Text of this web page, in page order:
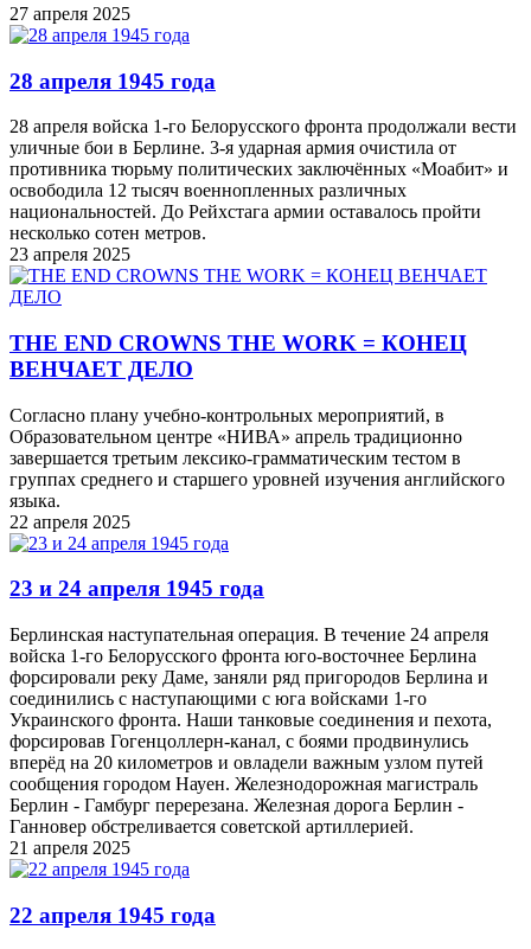
27 апреля 2025
28 апреля 1945 года
28 апреля войска 1-го Белорусского фронта продолжали вести
уличные бои в Берлине. 3-я ударная армия очистила от
противника тюрьму политических заключённых «Моабит» и
освободила 12 тысяч военнопленных различных
национальностей. До Рейхстага армии оставалось пройти
несколько сотен метров.
23 апреля 2025
THE END CROWNS THE WORK = КОНЕЦ
ВЕНЧАЕТ ДЕЛО
Согласно плану учебно-контрольных мероприятий, в
Образовательном центре «НИВА» апрель традиционно
завершается третьим лексико-грамматическим тестом в
группах среднего и старшего уровней изучения английского
языка.
22 апреля 2025
23 и 24 апреля 1945 года
Берлинская наступательная операция. В течение 24 апреля
войска 1-го Белорусского фронта юго-восточнее Берлина
форсировали реку Даме, заняли ряд пригородов Берлина и
соединились с наступающими с юга войсками 1-го
Украинского фронта. Наши танковые соединения и пехота,
форсировав Гогенцоллерн-канал, с боями продвинулись
вперёд на 20 километров и овладели важным узлом путей
сообщения городом Науен. Железнодорожная магистраль
Берлин - Гамбург перерезана. Железная дорога Берлин -
Ганновер обстреливается советской артиллерией.
21 апреля 2025
22 апреля 1945 года